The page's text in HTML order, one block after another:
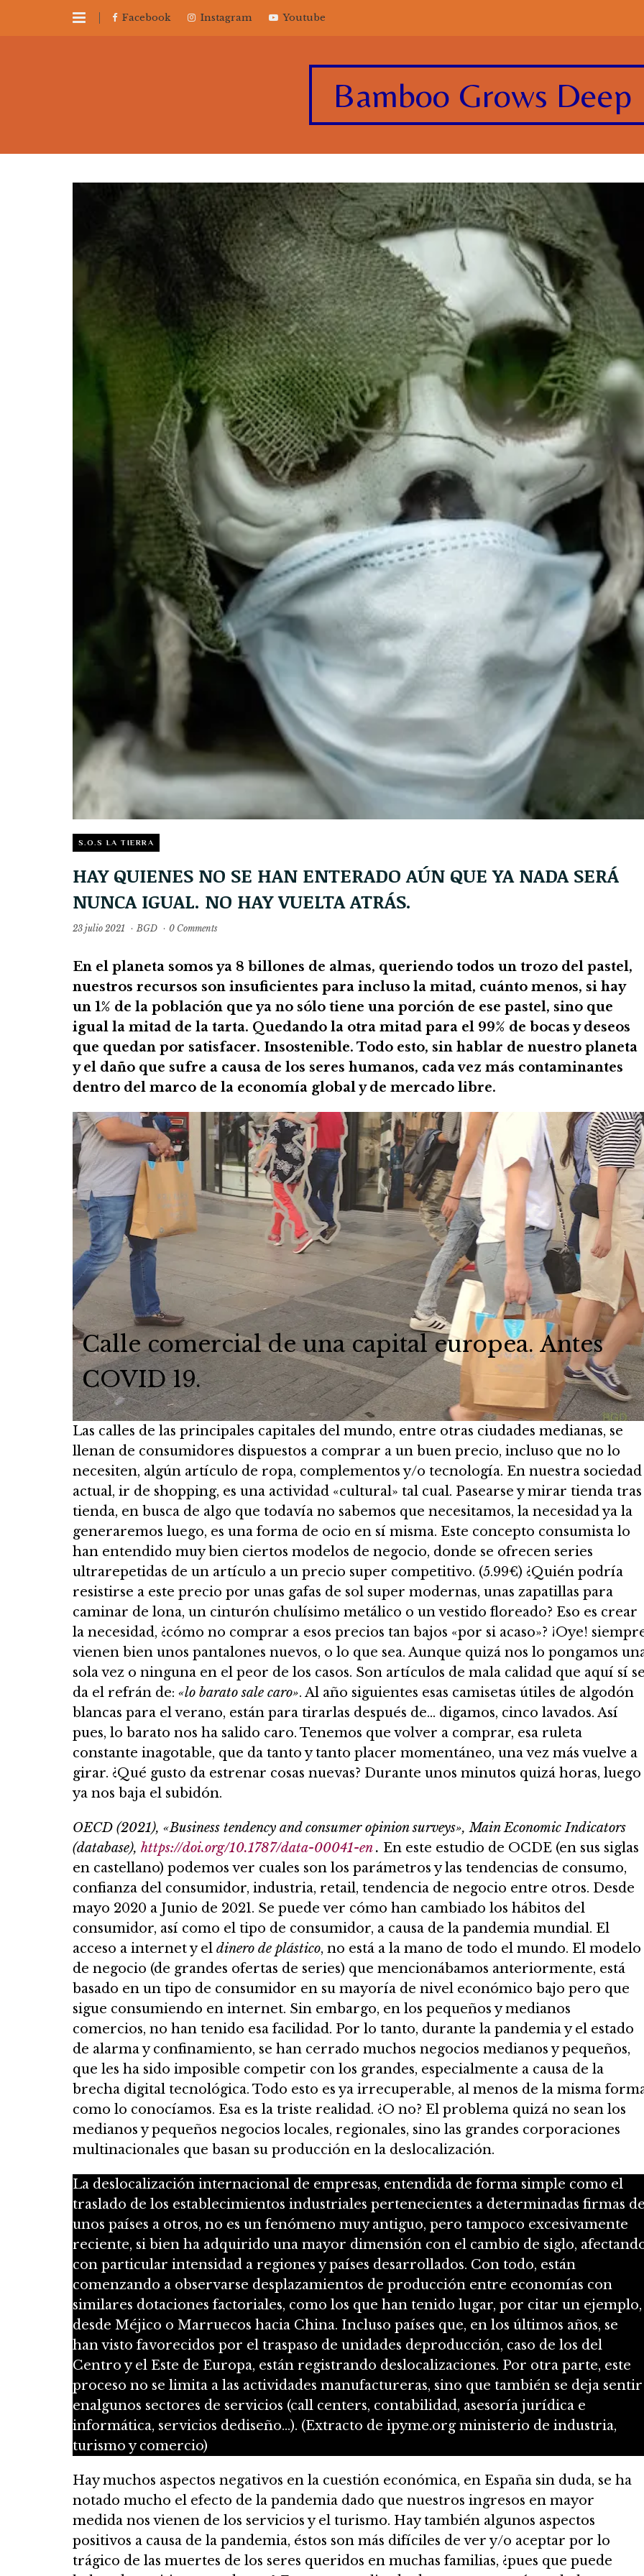
Facebook Instagram Youtube
Bamboo Grows Deep
S.O.S LA TIERRA
HAY QUIENES NO SE HAN ENTERADO AÚN QUE YA NADA SERÁ
NUNCA IGUAL. NO HAY VUELTA ATRÁS.
23 julio 2021 · BGD · 0 Comments
En el planeta somos ya 8 billones de almas, queriendo todos un trozo del pastel,
nuestros recursos son insuficientes para incluso la mitad, cuánto menos, si hay
un 1% de la población que ya no sólo tiene una porción de ese pastel, sino que
igual la mitad de la tarta. Quedando la otra mitad para el 99% de bocas y deseos
que quedan por satisfacer. Insostenible. Todo esto, sin hablar de nuestro planeta
y el daño que sufre a causa de los seres humanos, cada vez más contaminantes
dentro del marco de la economía global y de mercado libre.
Calle comercial de una capital europea. Antes
COVID 19.
Las calles de las principales capitales del mundo, entre otras ciudades medianas, se
llenan de consumidores dispuestos a comprar a un buen precio, incluso que no lo
necesiten, algún artículo de ropa, complementos y/o tecnología. En nuestra sociedad
actual, ir de shopping, es una actividad «cultural» tal cual. Pasearse y mirar tienda tras
tienda, en busca de algo que todavía no sabemos que necesitamos, la necesidad ya la
generaremos luego, es una forma de ocio en sí misma. Este concepto consumista lo
han entendido muy bien ciertos modelos de negocio, donde se ofrecen series
ultrarepetidas de un artículo a un precio super competitivo. (5.99€) ¿Quién podría
resistirse a este precio por unas gafas de sol super modernas, unas zapatillas para
caminar de lona, un cinturón chulísimo metálico o un vestido floreado? Eso es crear
la necesidad, ¿cómo no comprar a esos precios tan bajos «por si acaso»? ¡Oye!
vienen bien unos pantalones nuevos, o lo que sea. Aunque quizá nos lo pongamos
sola vez o ninguna en el peor de los casos. Son artículos de mala calidad que aquí sí se
da el refrán de: «lo barato sale caro». Al año siguientes esas camisetas útiles de algodón
blancas para el verano, están para tirarlas después de… digamos, cinco lavados. Así
pues, lo barato nos ha salido caro. Tenemos que volver a comprar, esa ruleta
constante inagotable, que da tanto y tanto placer momentáneo, una vez más vuelve a
girar. ¿Qué gusto da estrenar cosas nuevas? Durante unos minutos quizá horas, luego
ya nos baja el subidón.
OECD (2021), «Business tendency and consumer opinion surveys», Main Economic Indicators
(database), https://doi.org/10.1787/data-00041-en. En este estudio de OCDE (en sus siglas
en castellano) podemos ver cuales son los parámetros y las tendencias de consumo,
confianza del consumidor, industria, retail, tendencia de negocio entre otros. Desde
mayo 2020 a Junio de 2021. Se puede ver cómo han cambiado los hábitos del
consumidor, así como el tipo de consumidor, a causa de la pandemia mundial. El
acceso a internet y el dinero de plástico, no está a la mano de todo el mundo. El modelo
de negocio (de grandes ofertas de series) que mencionábamos anteriormente, está
basado en un tipo de consumidor en su mayoría de nivel económico bajo pero que
sigue consumiendo en internet. Sin embargo, en los pequeños y medianos
comercios, no han tenido esa facilidad. Por lo tanto, durante la pandemia y el estado
de alarma y confinamiento, se han cerrado muchos negocios medianos y pequeños,
que les ha sido imposible competir con los grandes, especialmente a causa de la
brecha digital tecnológica. Todo esto es ya irrecuperable, al menos de la misma
como lo conocíamos. Esa es la triste realidad. ¿O no? El problema quizá no sean los
medianos y pequeños negocios locales, regionales, sino las grandes corporaciones
multinacionales que basan su producción en la deslocalización.
La deslocalización internacional de empresas, entendida de forma simple como el
traslado de los establecimientos industriales pertenecientes a determinadas firmas de
unos países a otros, no es un fenómeno muy antiguo, pero tampoco excesivamente
reciente, si bien ha adquirido una mayor dimensión con el cambio de siglo,
con particular intensidad a regiones y países desarrollados. Con todo, están
comenzando a observarse desplazamientos de producción entre economías con
similares dotaciones factoriales, como los que han tenido lugar, por citar un ejemplo,
desde Méjico o Marruecos hacia China. Incluso países que, en los últimos años, se
han visto favorecidos por el traspaso de unidades deproducción, caso de los del
Centro y el Este de Europa, están registrando deslocalizaciones. Por otra parte, este
proceso no se limita a las actividades manufactureras, sino que también se deja sentir
enalgunos sectores de servicios (call centers, contabilidad, asesoría jurídica e
informática, servicios dediseño…). (Extracto de ipyme.org ministerio de industria,
turismo y comercio)
Hay muchos aspectos negativos en la cuestión económica, en España sin duda, se ha
notado mucho el efecto de la pandemia dado que nuestros ingresos en mayor
medida nos vienen de los servicios y el turismo. Hay también algunos aspectos
positivos a causa de la pandemia, éstos son más difíciles de ver y/o aceptar por lo
trágico de las muertes de los seres queridos en muchas familias, ¿pues que puede